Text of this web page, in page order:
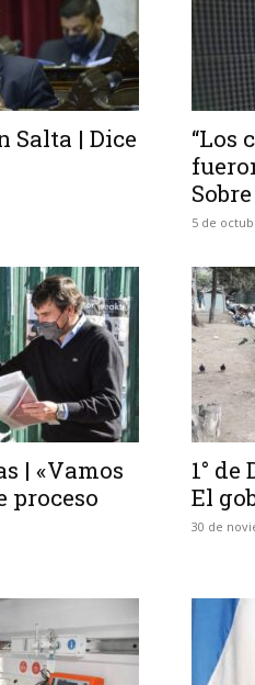
Salta | Dice
“Los
5 de
| «Vamos
proceso
1°
El
30 de